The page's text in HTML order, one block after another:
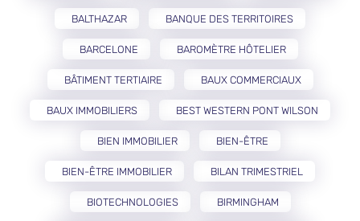
BALTHAZAR BANQUE DES TERRITOIRES
BARCELONE BAROMÈTRE HÔTELIER
BÂTIMENT TERTIAIRE BAUX COMMERCIAUX
BAUX IMMOBILIERS BEST WESTERN PONT WILSON
BIEN IMMOBILIER BIEN-ÊTRE
BIEN-ÊTRE IMMOBILIER BILAN TRIMESTRIEL
BIOTECHNOLOGIES BIRMINGHAM